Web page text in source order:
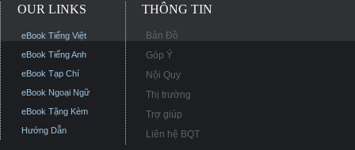
OUR LINKS
eBook Tiếng Việt
eBook Tiếng Anh
eBook Tạp Chí
eBook Ngoại Ngữ
eBook Tặng Kèm
Hướng Dẫn
THÔNG TIN
Bản Đồ
Góp Ý
Nội Quy
Thị trường
Trợ giúp
Liên hệ BQT